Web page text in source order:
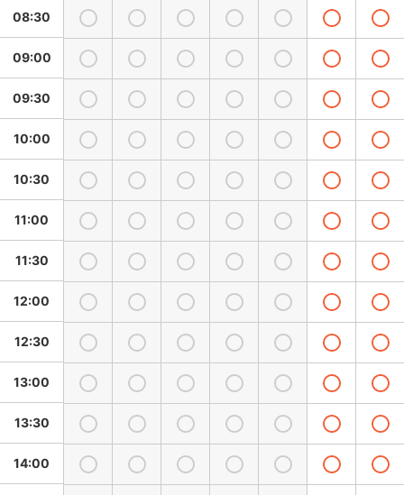
08:30
09:00
09:30
10:00
10:30
11:00
11:30
12:00
12:30
13:00
13:30
14:00